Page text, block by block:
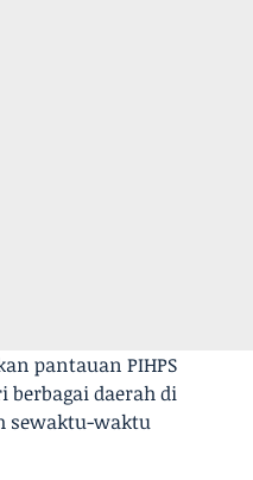
pantauan PIHPS
daerah di
sewaktu-waktu